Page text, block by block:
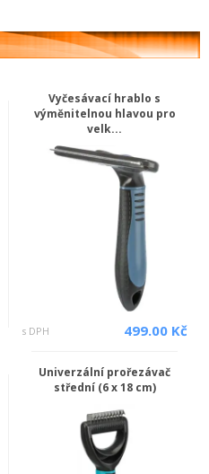
Vyčesávací hrablo s
výměnitelnou hlavou pro
velk...
s DPH 499.00 Kč
Univerzální prořezávač
střední (6 x 18 cm)